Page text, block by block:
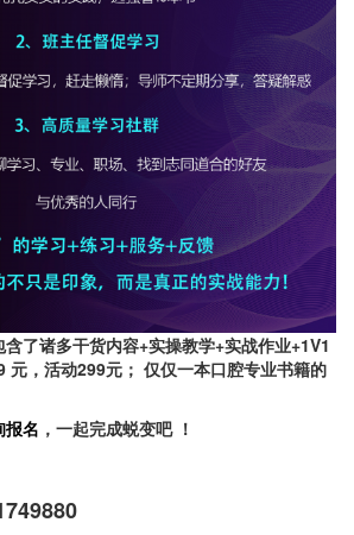
含了诸多干货内容+实操教学+实战作业+1V1
元，活动299元； 仅仅一本口腔专业书籍的
报名 ，一起完成蜕变吧 ！